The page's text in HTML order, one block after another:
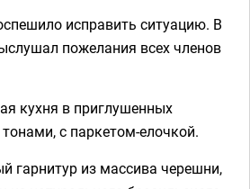
исправить ситуацию. В
пожелания всех членов
кухня в приглушенных
с паркетом-елочкой.
гарнитур из массива черешни,